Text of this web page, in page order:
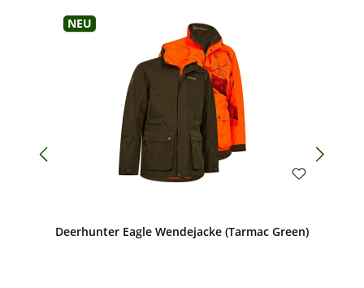
Neu
Deerhunter Eagle Wendejacke (Tarmac Green)